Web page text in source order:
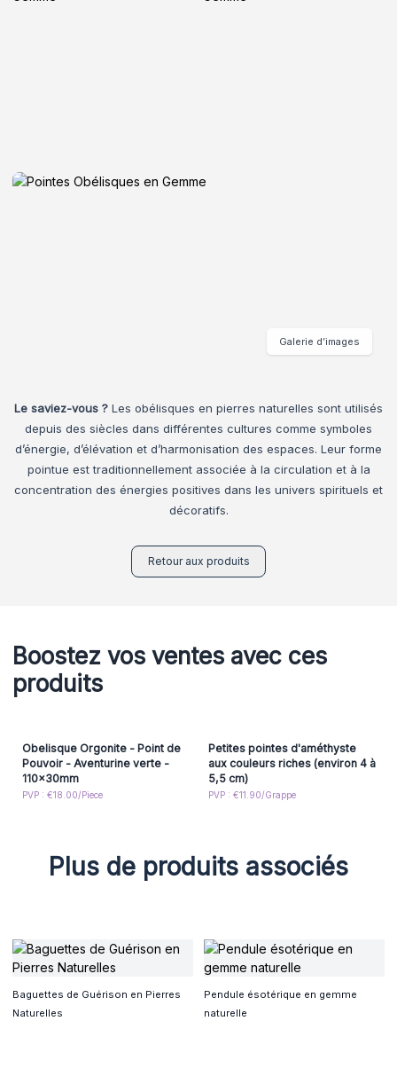
Le saviez-vous ? Les obélisques en pierres naturelles sont utilisés
depuis des siècles dans différentes cultures comme symboles
d’énergie, d’élévation et d’harmonisation des espaces. Leur forme
pointue est traditionnellement associée à la circulation et à la
concentration des énergies positives dans les univers spirituels et
décoratifs.
Retour aux produits
Galerie d’images
Boostez vos ventes avec ces
produits
Obelisque Orgonite - Point de
Pouvoir - Aventurine verte -
110x30mm
PVP : €18.00/Piece
Petites pointes d'améthyste
aux couleurs riches (environ 4 à
5,5 cm)
PVP : €11.90/Grappe
Plus de produits associés
Baguettes de Guérison en Pierres
Naturelles
Pendule ésotérique en gemme
naturelle